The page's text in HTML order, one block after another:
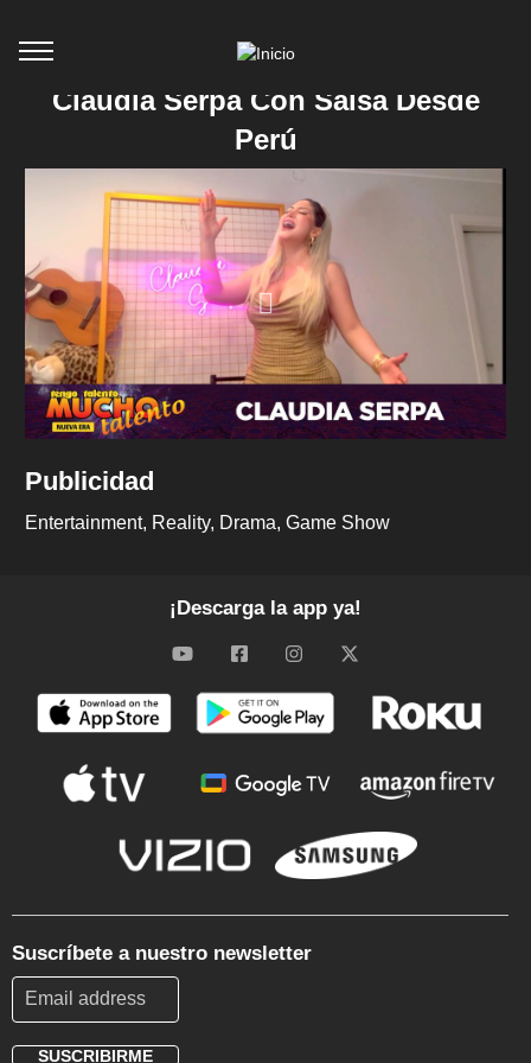
Claudia Serpa Con Salsa Desde
Perú
Publicidad
Entertainment Reality Drama Game Show
¡Descarga la app ya!
Suscríbete a nuestro newsletter
SUSCRIBIRME